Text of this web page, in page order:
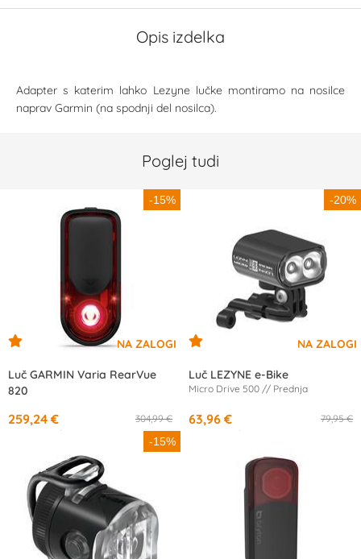
Opis izdelka
Adapter s katerim lahko Lezyne lučke montiramo na nosilce
naprav Garmin (na spodnji del nosilca).
Poglej tudi
-15%
Luč GARMIN Varia RearVue
820
304,99 €
259,24 €
/mesec
-20%
Luč LEZYNE e-Bike
Micro Drive 500 // Prednja
79,95 €
63,96 €
/mesec
-15%